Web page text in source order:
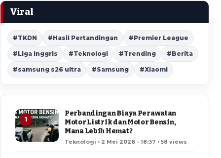
Viral
#TKDN #Hasil Pertandingan #Premier League
#Liga Inggris #Teknologi #Trending #Berita
#samsung s26 ultra #Samsung #Xiaomi
1
Perbandingan Biaya Perawatan
Motor Listrik dan Motor Bensin,
Mana Lebih Hemat?
Teknologi • 2 Mei 2026 - 18:37 • 58 views